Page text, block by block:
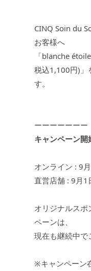
CINQ Soin du
お客様へ
「blanche
税込1,100円)」
す。
ーーーーーーー
キャンペーン開
オンライン : 9
直営店舗 : 9月
オリジナルス
ペーンは、
現在も継続中で
※キャンペーン